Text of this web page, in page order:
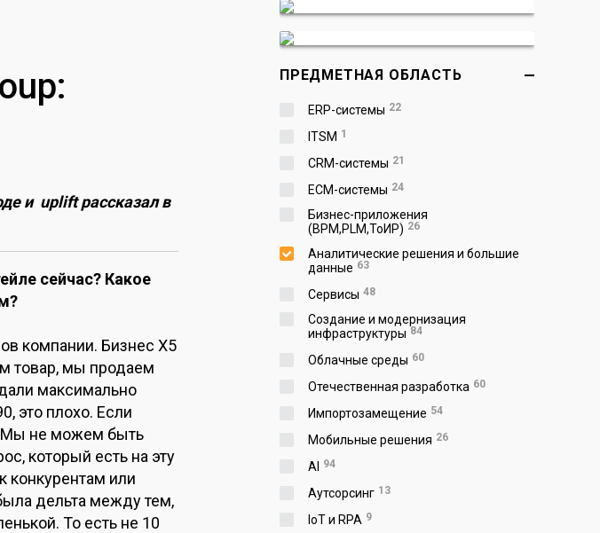
и uplift рассказал в
сейчас? Какое
компании. Бизнес Х5
товар, мы продаем
максимально
это плохо. Если
Мы не можем быть
который есть на эту
конкурентам или
дельта между тем,
То есть не 10
ПРЕДМЕТНАЯ ОБЛАСТЬ
ERP-системы 22
ITSM 1
CRM-системы 21
ECM-системы 24
Бизнес-приложения
(BPM,PLM,ToИР) 26
Аналитические решения и большие
данные 63
Сервисы 48
Создание и модернизация
инфраструктуры 84
Облачные среды 60
Отечественная разработка 60
Импортозамещение 54
Мобильные решения 26
AI 94
Аутсорсинг 13
IoT и RPA 9